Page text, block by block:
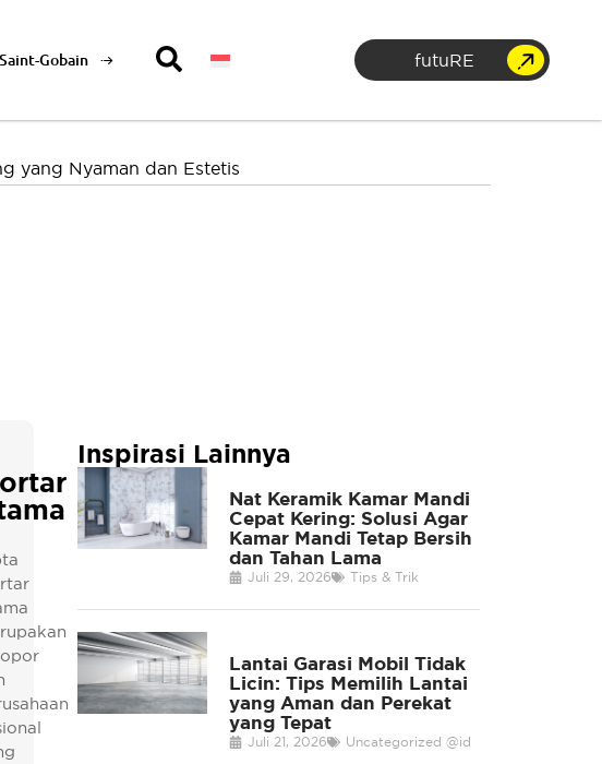
Gobain futuRE
yang Nyaman dan Estetis
Inspirasi Lainnya
Nat Keramik Kamar Mandi
Cepat Kering: Solusi Agar
Kamar Mandi Tetap Bersih
dan Tahan Lama
Juli 29, 2026 Tips & Trik
Lantai Garasi Mobil Tidak
Licin: Tips Memilih Lantai
yang Aman dan Perekat
yang Tepat
Juli 21, 2026 Uncategorized @id